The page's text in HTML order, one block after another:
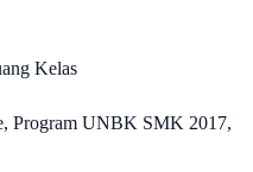
Kelas
Program UNBK SMK 2017,